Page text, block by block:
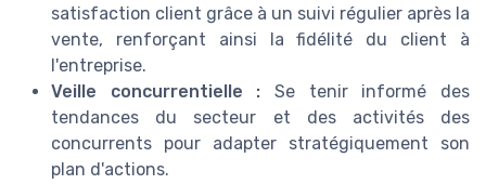
satisfaction client grâce à un suivi régulier après la
vente, renforçant ainsi la fidélité du client à
l'entreprise.
Veille concurrentielle : Se tenir informé des
tendances du secteur et des activités des
concurrents pour adapter stratégiquement son
plan d'actions.